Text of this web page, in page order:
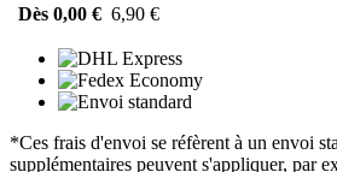
Dès 0,00 € 6,90 €
*Ces frais d'envoi se réfèrent à un envoi
supplémentaires peuvent s'appliquer, par